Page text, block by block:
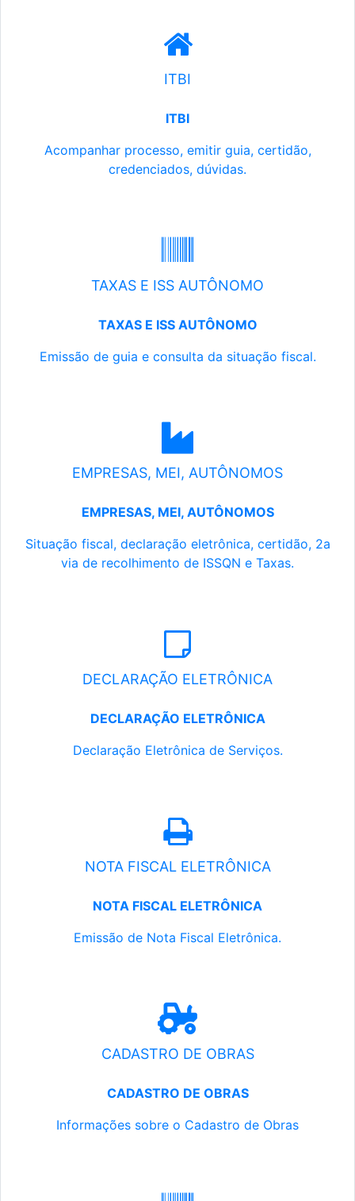
ITBI
ITBI
Acompanhar processo, emitir guia, certidão,
credenciados, dúvidas.
TAXAS E ISS AUTÔNOMO
TAXAS E ISS AUTÔNOMO
Emissão de guia e consulta da situação fiscal.
EMPRESAS, MEI, AUTÔNOMOS
EMPRESAS, MEI, AUTÔNOMOS
Situação fiscal, declaração eletrônica, certidão, 2a
via de recolhimento de ISSQN e Taxas.
DECLARAÇÃO ELETRÔNICA
DECLARAÇÃO ELETRÔNICA
Declaração Eletrônica de Serviços.
NOTA FISCAL ELETRÔNICA
NOTA FISCAL ELETRÔNICA
Emissão de Nota Fiscal Eletrônica.
CADASTRO DE OBRAS
CADASTRO DE OBRAS
Informações sobre o Cadastro de Obras